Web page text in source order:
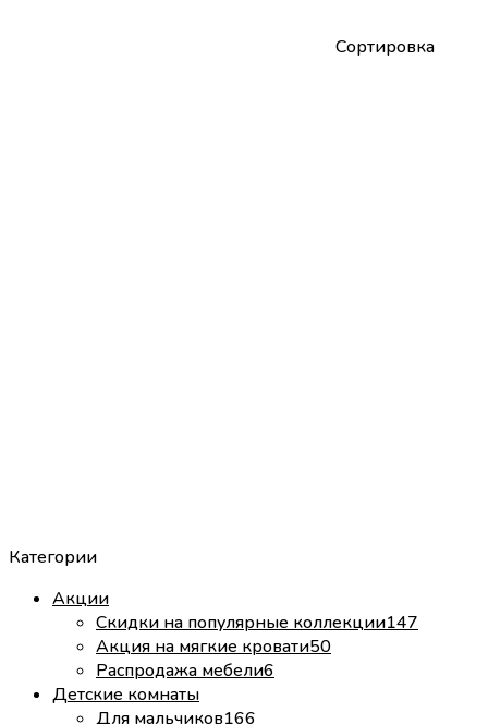
Сортировка
Категории
Акции
Скидки на популярные коллекции147
Акция на мягкие кровати50
Распродажа мебели6
Детские комнаты
Для мальчиков166